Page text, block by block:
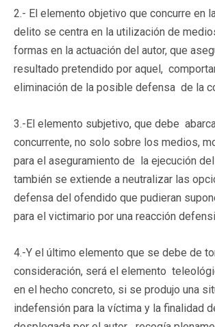
2.- El elemento objetivo que concurre en
delito se centra en la utilización de
formas en la actuación del autor, que
resultado pretendido por aquel,
eliminación de la posible defensa de la
3.-El elemento subjetivo, que debe
concurrente, no solo sobre los medios,
para el aseguramiento de la ejecución
también se extiende a neutralizar las
defensa del ofendido que pudieran
para el victimario por una reacción
4.-Y el último elemento que se debe de
consideración, será el elemento
en el hecho concreto, si se produjo una
indefensión para la víctima y la finalidad